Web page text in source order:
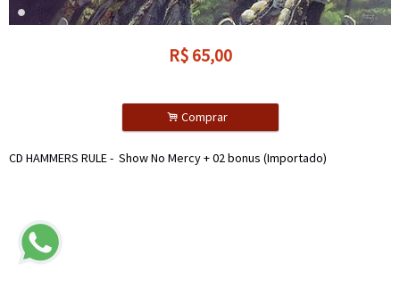
R$ 65,00
. Comprar
CD HAMMERS RULE - Show No Mercy + 02 bonus (Importado)